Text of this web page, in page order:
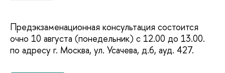
Предэкзаменационная консультация состоится
очно 10 августа (понедельник) с 12.00 до 13.00.
по адресу г. Москва, ул. Усачева, д.6, ауд. 427.